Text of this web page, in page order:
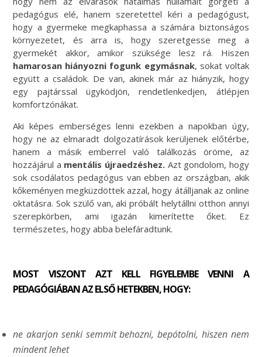
pedagógus elé, hanem szeretettel kéri a pedagógust,
hogy a gyermeke megkaphassa a számára biztonságos
környezetet, és arra is, hogy szeretgesse meg a
gyermekét akkor, amikor szüksége lesz rá. Hiszen
hamarosan hiányozni fogunk egymásnak, sokat voltak
együtt a családok. De van, akinek már az hiányzik, hogy
egy pajtárssal ügyködjön, rendetlenkedjen, átlépjen
komfortzónákat.
Aki képes emberséges lenni ezekben a napokban úgy,
hogy ne az elmaradt dolgozatírások kerüljenek előtérbe,
hanem a másik emberrel való találkozás öröme, az
hozzájárul a mentális újraedzéshez. Azt gondolom, hogy
sok csodálatos pedagógus van ebben az országban, akik
kőkeményen megküzdöttek azzal, hogy átálljanak az online
oktatásra. Sok szülő van, aki próbált helytállni otthon annyi
szerepkörben, ami igazán kimerítette őket. Ez
természetes, hogy abba belefáradtunk.
MOST VISZONT AZT KELL FIGYELEMBE VENNI A
PEDAGÓGIÁBAN AZ ELSŐ HETEKBEN, HOGY:
ne akarjon senki semmit behozni, bepótolni, hiszen nem
mindent lehet